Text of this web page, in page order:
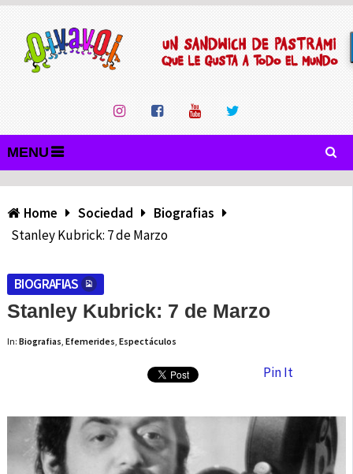
MENU
Home Sociedad
Biografias
Stanley Kubrick: 7 de Marzo
BIOGRAFIAS
Stanley Kubrick: 7 de Marzo
In: Biografias, Efemerides, Espectáculos
Pin It